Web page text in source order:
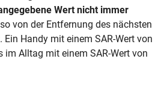
Wert nicht immer
von der Entfernung des nächsten
Ein Handy mit einem SAR-Wert von
im Alltag mit einem SAR-Wert von